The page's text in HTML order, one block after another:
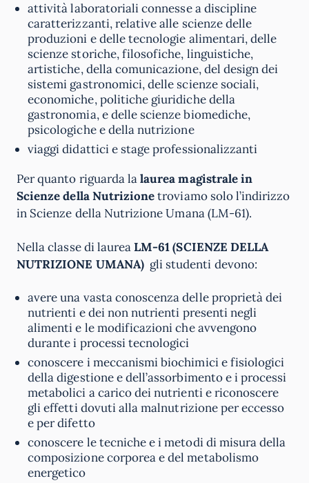
attività laboratoriali connesse a discipline
caratterizzanti, relative alle scienze delle
produzioni e delle tecnologie alimentari, delle
scienze storiche, filosofiche, linguistiche,
artistiche, della comunicazione, del design dei
sistemi gastronomici, delle scienze sociali,
economiche, politiche giuridiche della
gastronomia, e delle scienze biomediche,
psicologiche e della nutrizione
viaggi didattici e stage professionalizzanti
Per quanto riguarda lalaurea magistrale in
Scienze della Nutrizionetroviamo solo l’indirizzo
in Scienze della Nutrizione Umana (LM-61).
Nella classe di laureaLM-61 (SCIENZE DELLA
NUTRIZIONE UMANA)gli studenti devono:
avere una vasta conoscenza delle proprietà dei
nutrienti e dei non nutrienti presenti negli
alimenti e le modificazioni che avvengono
durante i processi tecnologici
conoscere i meccanismi biochimici e fisiologici
della digestione e dell’assorbimento e i processi
metabolici a carico dei nutrienti e riconoscere
gli effetti dovuti alla malnutrizione per eccesso
e per difetto
conoscere le tecniche e i metodi di misura della
composizione corporea e del metabolismo
energetico